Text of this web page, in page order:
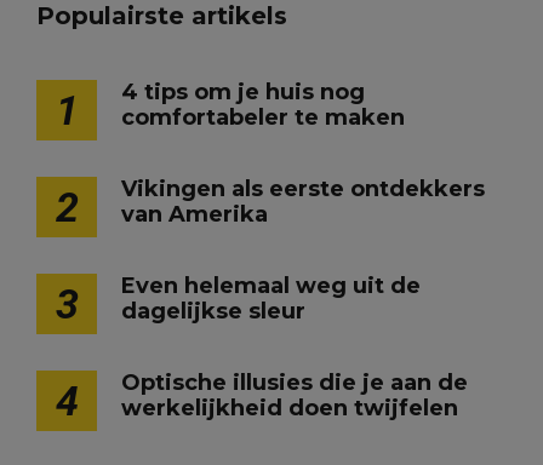
Populairste artikels
1
4 tips om je huis nog
comfortabeler te maken
2
Vikingen als eerste ontdekkers
van Amerika
3
Even helemaal weg uit de
dagelijkse sleur
4
Optische illusies die je aan de
werkelijkheid doen twijfelen